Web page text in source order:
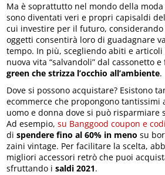
Ma è soprattutto nel mondo della
sono diventati veri e propri capisaldi
cui investire per il futuro, considerando
oggetti consentirà loro di guadagnare
tempo. In più, scegliendo abiti e
nuova vita “salvandoli” dal cassonetto
green che strizza l’occhio all’ambiente.
Dove si possono acquistare? Esistono
ecommerce che propongono tantissimi
uomo e donna dove si può risparmiare
Ad esempio,su Banggood coupon e
dispendere fino al 60% in menosu
zaini vintage. Per facilitare la scelta,
migliori accessori retrò che puoi
sfruttando isaldi 2021.